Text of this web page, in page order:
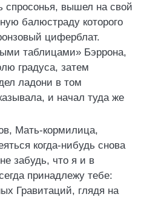
спросонья, вышел на свой
балюстраду которого
циферблат.
таблицами» Бэррона,
градуса, затем
ладони в том
и начал туда же
Мать-кормилица,
когда-нибудь снова
забудь, что я и в
принадлежу тебе:
Гравитаций, глядя на